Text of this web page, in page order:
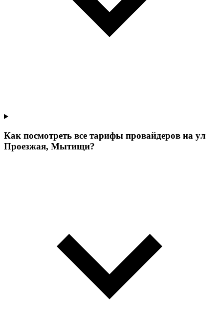
Как посмотреть все тарифы провайдеров на ул
Проезжая, Мытищи?